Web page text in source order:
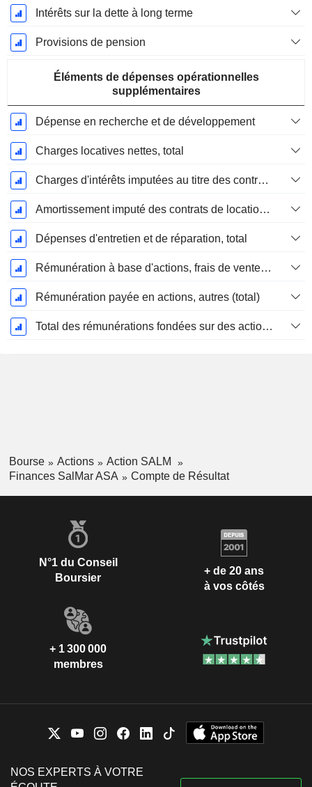
Intérêts sur la dette à long terme
Provisions de pension
Éléments de dépenses opérationnelles
supplémentaires
Dépense en recherche et de développement
Charges locatives nettes, total
Charges d'intérêts imputées au titre des contrats de location
Amortissement imputé des contrats de location simple
Dépenses d'entretien et de réparation, total
Rémunération à base d'actions, frais de vente et d'administration (total)
Rémunération payée en actions, autres (total)
Total des rémunérations fondées sur des actions
Bourse Actions
Action SALM
Finances SalMar ASA
Compte de Résultat
N°1 du Conseil
Boursier
+ de 20 ans
à vos côtés
+ 1 300 000
membres
NOS EXPERTS À VOTRE